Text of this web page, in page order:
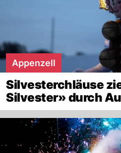
Appenzell
Silvesterchläuse
Silvester» durch